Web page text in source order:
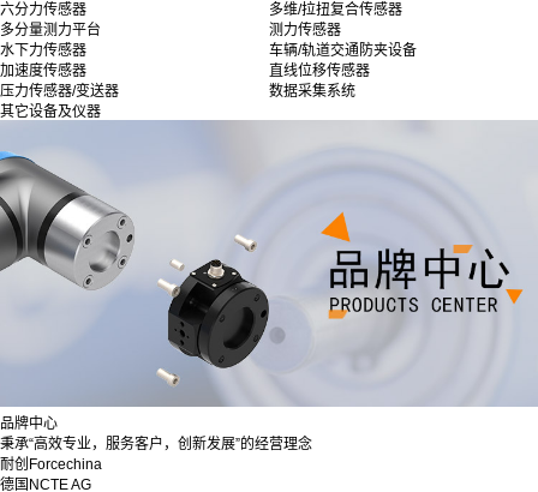
六分力传感器
多维/拉扭复合传感器
多分量测力平台
测力传感器
水下力传感器
车辆/轨道交通防夹设备
加速度传感器
直线位移传感器
压力传感器/变送器
数据采集系统
其它设备及仪器
品牌中心
秉承“高效专业，服务客户，创新发展”的经营理念
耐创Forcechina
德国NCTE AG